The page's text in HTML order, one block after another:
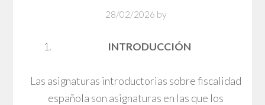
28/02/2026 by
INTRODUCCIÓN
Las asignaturas introductorias sobre fiscalidad
española son asignaturas en las que los